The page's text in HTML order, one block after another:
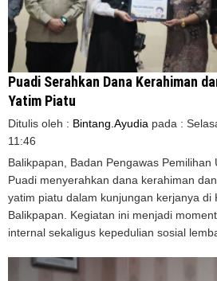
Puadi Serahkan Dana Kerahiman
Yatim Piatu
Ditulis oleh : Bintang.Ayudia pada :
11:46
Balikpapan, Badan Pengawas Pemilihan
Puadi menyerahkan dana kerahiman
yatim piatu dalam kunjungan kerjanya di
Balikpapan. Kegiatan ini menjadi
internal sekaligus kepedulian sosial